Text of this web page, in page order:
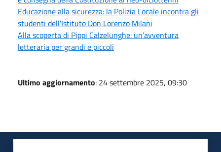
Educazione alla sicurezza: la Polizia Locale incontra gli
studenti dell'Istituto Don Lorenzo Milani
Alla scoperta di Pippi Calzelunghe: un’avventura
letteraria per grandi e piccoli
Ultimo aggiornamento: 24 settembre 2025, 09:30